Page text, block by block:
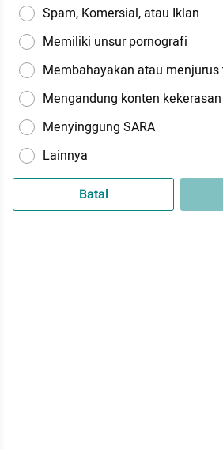
Spam, Komersial, atau Iklan
Memiliki unsur pornografi
Membahayakan atau
Mengandung konten kekerasan
Menyinggung SARA
Lainnya
Batal